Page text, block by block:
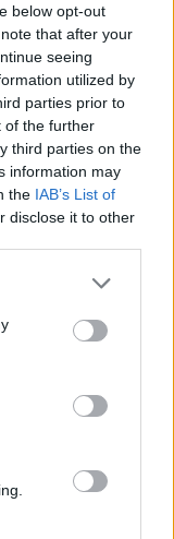
below opt-out
that after your
seeing
utilized by
parties prior to
of the further
third parties on the
information may
the IAB’s List of
disclose it to other
már idén ősszel
az olaj
alapanyagköltség
az orosz olaj
drágulást
Grád Ottó, a
belüli